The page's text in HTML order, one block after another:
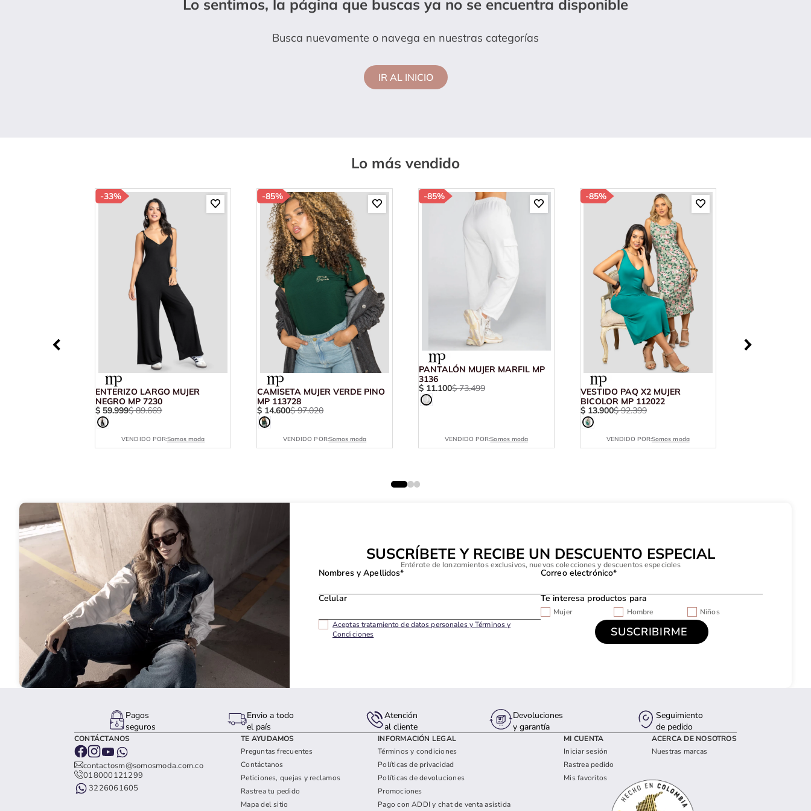
Lo sentimos, la página que buscas ya no se encuentra disponible
Busca nuevamente o navega en nuestras categorías
IR AL INICIO
Lo más vendido
-33%
ENTERIZO LARGO MUJER
NEGRO MP 7230
$ 59.999$ 89.669
VENDIDO POR:Somos moda
-85%
CAMISETA MUJER VERDE PINO
MP 113728
$ 14.600$ 97.020
VENDIDO POR:Somos moda
-85%
PANTALÓN MUJER MARFIL MP
3136
$ 11.100$ 73.499
VENDIDO POR:Somos moda
-85%
VESTIDO PAQ X2 MUJER
BICOLOR MP 112022
$ 13.900$ 92.399
VENDIDO POR:Somos moda
SUSCRÍBETE Y RECIBE UN DESCUENTO ESPECIAL
Entérate de lanzamientos exclusivos, nuevas colecciones y descuentos especiales
Nombres y Apellidos* Correo electrónico*
Celular Te interesa productos para
Mujer Hombre
Niños
Aceptas tratamiento de datos personales y Términos y
Condiciones
Pagos
seguros
Envio a todo
el país
Atención
al cliente
Devoluciones
y garantía
Seguimiento
de pedido
CONTÁCTANOS
contactosm@somosmoda.com.co
018000121299
3226061605
TE AYUDAMOS
Preguntas frecuentes
Contáctanos
Peticiones, quejas y reclamos
Rastrea tu pedido
Mapa del sitio
INFORMACIÓN LEGAL
Términos y condiciones
Políticas de privacidad
Políticas de devoluciones
Promociones
Pago con ADDI y chat de venta asistida
MI CUENTA
Iniciar sesión
Rastrea pedido
Mis favoritos
ACERCA DE NOSOTROS
Nuestras marcas
10. camibuzo